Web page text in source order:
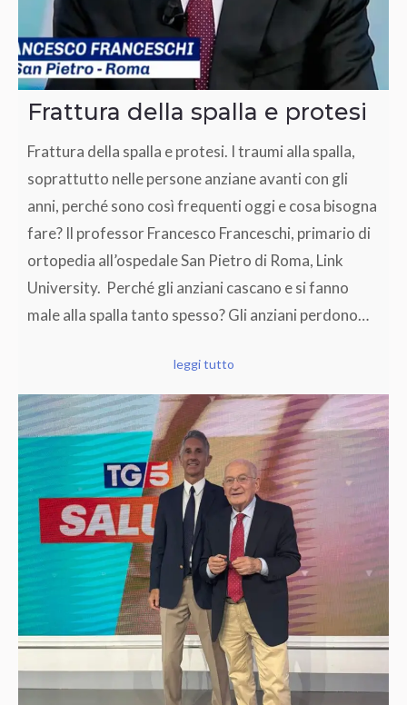
Frattura della spalla e protesi
Frattura della spalla e protesi. I traumi alla spalla,
soprattutto nelle persone anziane avanti con gli
anni, perché sono così frequenti oggi e cosa bisogna
fare? Il professor Francesco Franceschi, primario di
ortopedia all’ospedale San Pietro di Roma, Link
University. Perché gli anziani cascano e si fanno
male alla spalla tanto spesso? Gli anziani perdono…
leggi tutto